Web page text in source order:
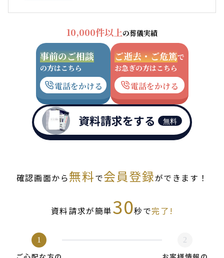
10,000件以上の葬儀実績
事前のご相談
の方はこちら
電話をかける
ご逝去・ご危篤で
お急ぎの方はこちら
電話をかける
資料請求をする 無料
確認画面から無料で会員登録ができます！
資料請求が簡単30秒で完了!
1 2